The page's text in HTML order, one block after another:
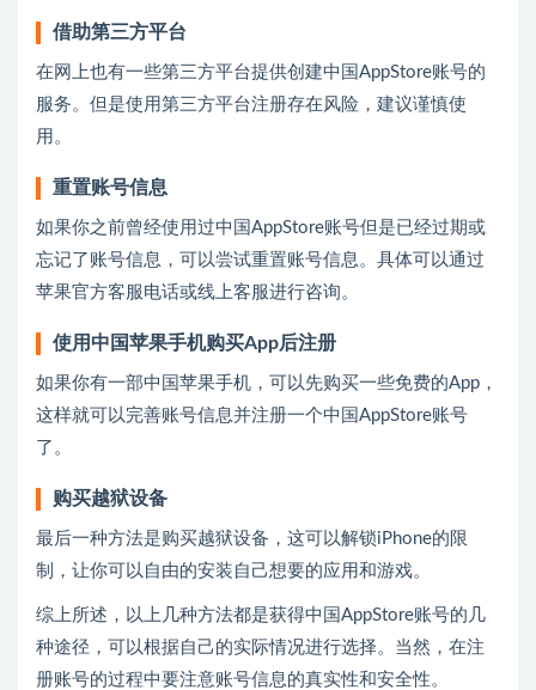
借助第三方平台
在网上也有一些第三方平台提供创建中国AppStore账号的
服务。但是使用第三方平台注册存在风险，建议谨慎使
用。
重置账号信息
如果你之前曾经使用过中国AppStore账号但是已经过期或
忘记了账号信息，可以尝试重置账号信息。具体可以通过
苹果官方客服电话或线上客服进行咨询。
使用中国苹果手机购买App后注册
如果你有一部中国苹果手机，可以先购买一些免费的App，
这样就可以完善账号信息并注册一个中国AppStore账号
了。
购买越狱设备
最后一种方法是购买越狱设备，这可以解锁iPhone的限
制，让你可以自由的安装自己想要的应用和游戏。
综上所述，以上几种方法都是获得中国AppStore账号的几
种途径，可以根据自己的实际情况进行选择。当然，在注
册账号的过程中要注意账号信息的真实性和安全性。